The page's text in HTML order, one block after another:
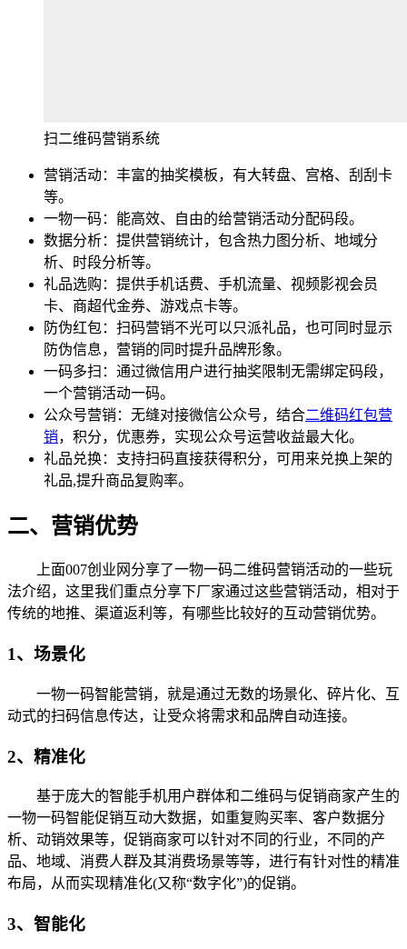
扫二维码营销系统
营销活动：丰富的抽奖模板，有大转盘、宫格、刮刮卡
等。
一物一码：能高效、自由的给营销活动分配码段。
数据分析：提供营销统计，包含热力图分析、地域分
析、时段分析等。
礼品选购：提供手机话费、手机流量、视频影视会员
卡、商超代金券、游戏点卡等。
防伪红包：扫码营销不光可以只派礼品，也可同时显示
防伪信息，营销的同时提升品牌形象。
一码多扫：通过微信用户进行抽奖限制无需绑定码段，
一个营销活动一码。
公众号营销：无缝对接微信公众号，结合二维码红包营
销，积分，优惠券，实现公众号运营收益最大化。
礼品兑换：支持扫码直接获得积分，可用来兑换上架的
礼品,提升商品复购率。
二、营销优势
上面007创业网分享了一物一码二维码营销活动的一些玩
法介绍，这里我们重点分享下厂家通过这些营销活动，相对于
传统的地推、渠道返利等，有哪些比较好的互动营销优势。
1、场景化
一物一码智能营销，就是通过无数的场景化、碎片化、互
动式的扫码信息传达，让受众将需求和品牌自动连接。
2、精准化
基于庞大的智能手机用户群体和二维码与促销商家产生的
一物一码智能促销互动大数据，如重复购买率、客户数据分
析、动销效果等，促销商家可以针对不同的行业，不同的产
品、地域、消费人群及其消费场景等等，进行有针对性的精准
布局，从而实现精准化(又称“数字化”)的促销。
3、智能化